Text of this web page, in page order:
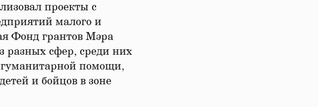
проекты с
малого и
Фонд грантов Мэра
разных сфер, среди них
гуманитарной помощи,
и бойцов в зоне